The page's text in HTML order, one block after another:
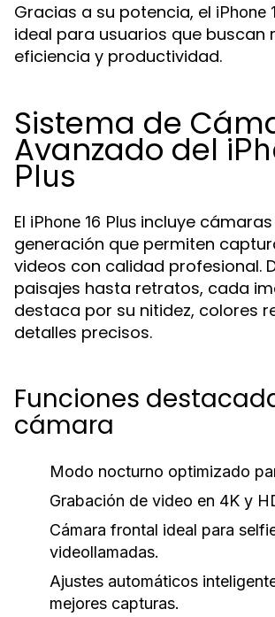
Gracias a su potencia, el iPhone
ideal para usuarios que buscan
eficiencia y productividad.
Sistema de
Avanzado del
Plus
El iPhone 16 Plus incluye
generación que permiten
videos con calidad profesional.
paisajes hasta retratos, cada
destaca por su nitidez, colores
detalles precisos.
Funciones
cámara
Modo nocturno optimizado
Grabación de video en 4K y
Cámara frontal ideal para
videollamadas.
Ajustes automáticos
mejores capturas.